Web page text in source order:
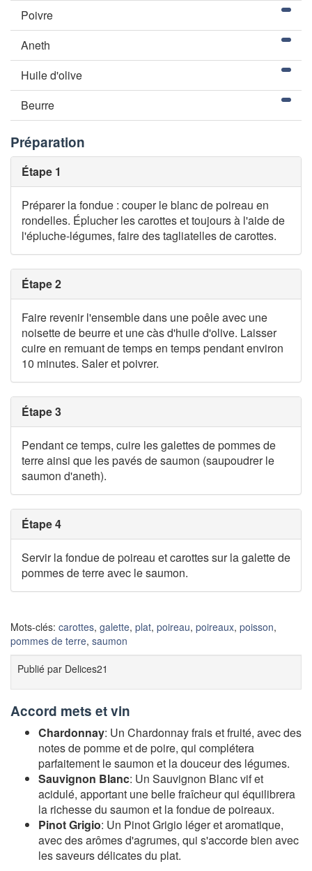
Poivre
Aneth
Huile d'olive
Beurre
Préparation
Étape 1
Préparer la fondue : couper le blanc de poireau en
rondelles. Éplucher les carottes et toujours à l'aide de
l'épluche-légumes, faire des tagliatelles de carottes.
Étape 2
Faire revenir l'ensemble dans une poêle avec une
noisette de beurre et une càs d'huile d'olive. Laisser
cuire en remuant de temps en temps pendant environ
10 minutes. Saler et poivrer.
Étape 3
Pendant ce temps, cuire les galettes de pommes de
terre ainsi que les pavés de saumon (saupoudrer le
saumon d'aneth).
Étape 4
Servir la fondue de poireau et carottes sur la galette de
pommes de terre avec le saumon.
Mots-clés: carottes, galette, plat, poireau, poireaux, poisson,
pommes de terre, saumon
Publié par Delices21
Accord mets et vin
Chardonnay: Un Chardonnay frais et fruité, avec des
notes de pomme et de poire, qui complétera
parfaitement le saumon et la douceur des légumes.
Sauvignon Blanc: Un Sauvignon Blanc vif et
acidulé, apportant une belle fraîcheur qui équilibrera
la richesse du saumon et la fondue de poireaux.
Pinot Grigio: Un Pinot Grigio léger et aromatique,
avec des arômes d'agrumes, qui s'accorde bien avec
les saveurs délicates du plat.